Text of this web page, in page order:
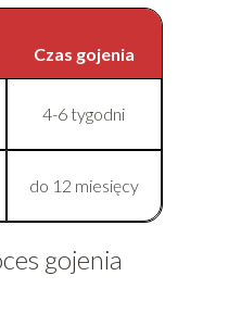
Czas gojenia
4-6 tygodni
do 12 miesięcy
gojenia